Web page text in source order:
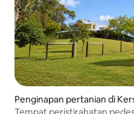
Penginapan pertanian di